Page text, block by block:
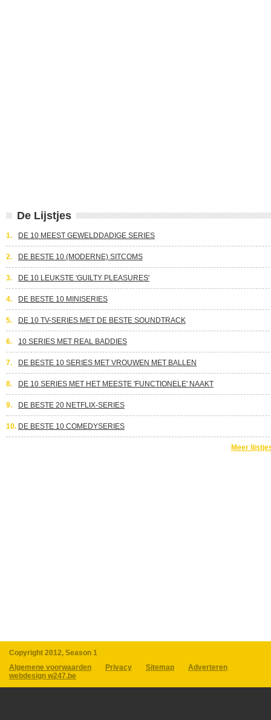
De Lijstjes
1. DE 10 MEEST GEWELDDADIGE SERIES
2. DE BESTE 10 (MODERNE) SITCOMS
3. DE 10 LEUKSTE 'GUILTY PLEASURES'
4. DE BESTE 10 MINISERIES
5. DE 10 TV-SERIES MET DE BESTE SOUNDTRACK
6. 10 SERIES MET REAL BADDIES
7. DE BESTE 10 SERIES MET VROUWEN MET BALLEN
8. DE 10 SERIES MET HET MEESTE 'FUNCTIONELE' NAAKT
9. DE BESTE 20 NETFLIX-SERIES
10. DE BESTE 10 COMEDYSERIES
Meer
Copyright 2012, Season 1
Algemene voorwaarden
Privacy Sitemap
Adverteren
webdesign w247.be